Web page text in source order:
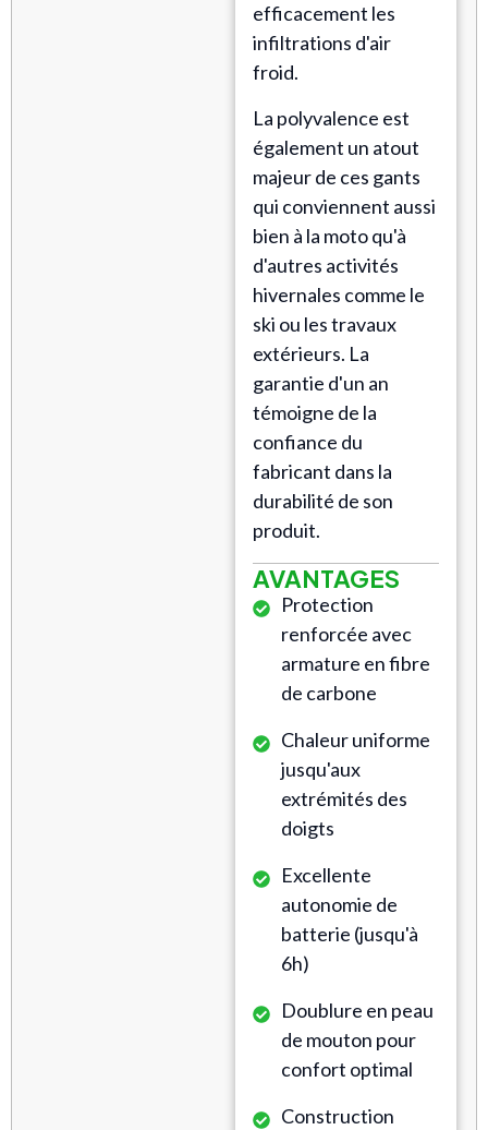
efficacement les
infiltrations d'air
froid.
La polyvalence est
également un atout
majeur de ces gants
qui conviennent aussi
bien à la moto qu'à
d'autres activités
hivernales comme le
ski ou les travaux
extérieurs. La
garantie d'un an
témoigne de la
confiance du
fabricant dans la
durabilité de son
produit.
AVANTAGES
Protection
renforcée avec
armature en fibre
de carbone
Chaleur uniforme
jusqu'aux
extrémités des
doigts
Excellente
autonomie de
batterie (jusqu'à
6h)
Doublure en peau
de mouton pour
confort optimal
Construction